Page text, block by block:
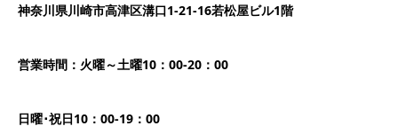
神奈川県川崎市高津区溝口1-21-16若松屋ビル1階
営業時間：火曜～土曜10：00-20：00
日曜･祝日10：00-19：00